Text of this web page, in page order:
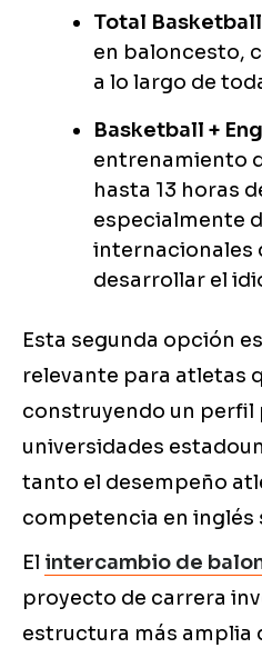
Total
en baloncesto,
a lo largo de
Basketball +
entrenamiento
hasta 13 horas
especialmente
internacionales
desarrollar el
Esta segunda opción
relevante para atletas
construyendo un perfil
universidades
tanto el desempeño
competencia en inglés
El intercambio de
proyecto de carrera
estructura más amplia